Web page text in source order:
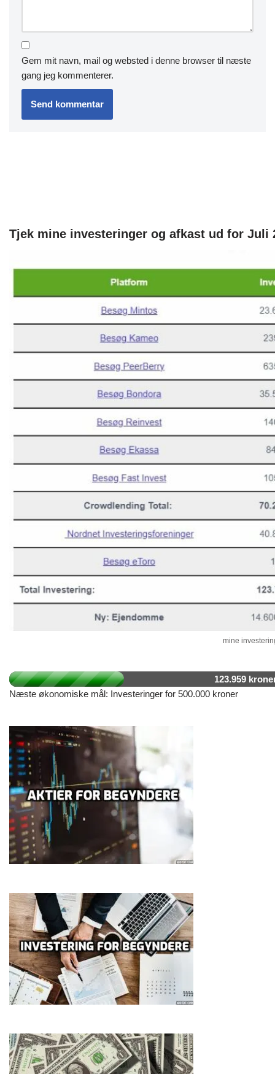
Gem mit navn, mail og websted i denne browser til næste
gang jeg kommenterer.
Tjek mine investeringer og afkast ud for Juli
mine
123.959
Næste økonomiske mål: Investeringer for 500.000 kroner